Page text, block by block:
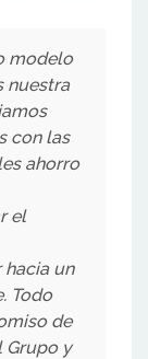
modelo
nuestra
con las
ahorro
el
un
Todo
de
Grupo y